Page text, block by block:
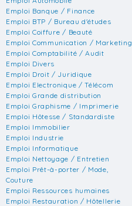
Emploi Banque / Finance
Emploi BTP / Bureau d'études
Emploi Coiffure / Beauté
Emploi Communication / Marketing
Emploi Comptabilité / Audit
Emploi Divers
Emploi Droit / Juridique
Emploi Electronique / Télécom
Emploi Grande distribution
Emploi Graphisme / Imprimerie
Emploi Hôtesse / Standardiste
Emploi Immobilier
Emploi Industrie
Emploi Informatique
Emploi Nettoyage / Entretien
Emploi Prêt-à-porter / Mode,
Couture
Emploi Ressources humaines
Emploi Restauration / Hôtellerie